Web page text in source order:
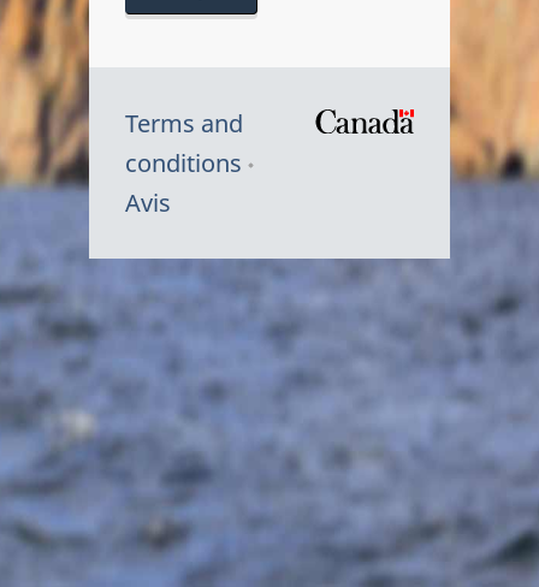
Terms and
conditions
Avis
Symbole
Canada